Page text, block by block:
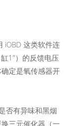
iOBD 这类软件连
1”）的反馈电压
定是氧传感器开
否有异味和黑烟
三元催化器（一